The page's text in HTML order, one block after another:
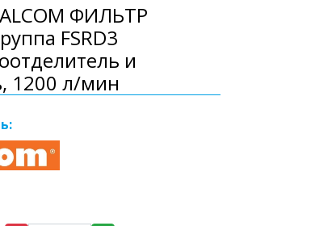
ФИЛЬТР
FSRD3
и
1200 л/мин